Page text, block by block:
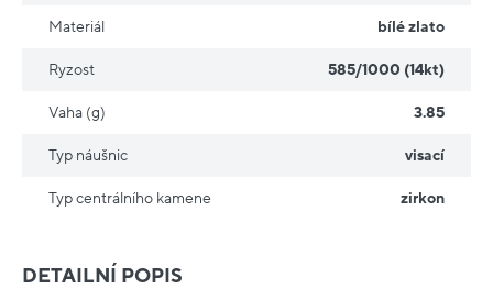
DETAILNÍ POPIS
Materiál bílé zlato
Ryzost 585/1000 (14kt)
Vaha (g) 3.85
Typ náušnic visací
Typ centrálního kamene zirkon